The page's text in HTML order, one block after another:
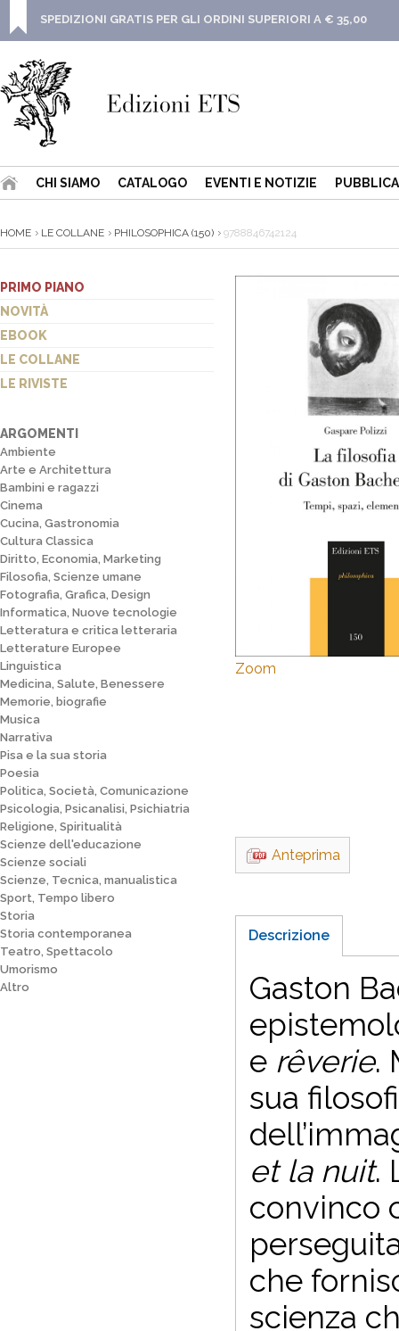
SPEDIZIONI GRATIS PER GLI ORDINI SUPERIORI A € 35,00
CHI SIAMO CATALOGO EVENTI E NOTIZIE
HOME LE COLLANE PHILOSOPHICA (150) 9788846742124
PRIMO PIANO
NOVITÀ
EBOOK
LE COLLANE
LE RIVISTE
ARGOMENTI
Ambiente
Arte e Architettura
Bambini e ragazzi
Cinema
Cucina, Gastronomia
Cultura Classica
Diritto, Economia, Marketing
Filosofia, Scienze umane
Fotografia, Grafica, Design
Informatica, Nuove tecnologie
Letteratura e critica letteraria
Letterature Europee
Linguistica
Medicina, Salute, Benessere
Memorie, biografie
Musica
Narrativa
Pisa e la sua storia
Poesia
Politica, Società, Comunicazione
Psicologia, Psicanalisi, Psichiatria
Religione, Spiritualità
Scienze dell'educazione
Scienze sociali
Scienze, Tecnica, manualistica
Sport, Tempo libero
Storia
Storia contemporanea
Teatro, Spettacolo
Umorismo
Altro
Zoom
Anteprima
Descrizione
Gaston
e rêverie.
sua
et la nuit.
convinco
che
scienza